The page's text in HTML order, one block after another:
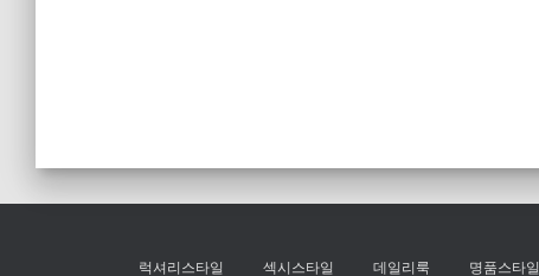
럭셔리스타일 섹시스타일 데일리룩 명품스타일